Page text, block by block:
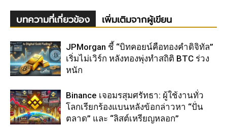
บทความที่เกี่ยวข้อง เพิ่มเติมจากผู้เขียน
JPMorgan ชี้ “บิทคอยน์คือทองคำดิจิทัล”
เริ่มไม่เวิร์ก หลังทองพุ่งทำสถิติ BTC ร่วง
หนัก
Binance เจอมรสุมศรัทธา: ผู้ใช้งานทั่ว
โลกเรียกร้องแบนหลังข้อกล่าวหา “ปั่น
ตลาด” และ “ลิสต์เหรียญหลอก”